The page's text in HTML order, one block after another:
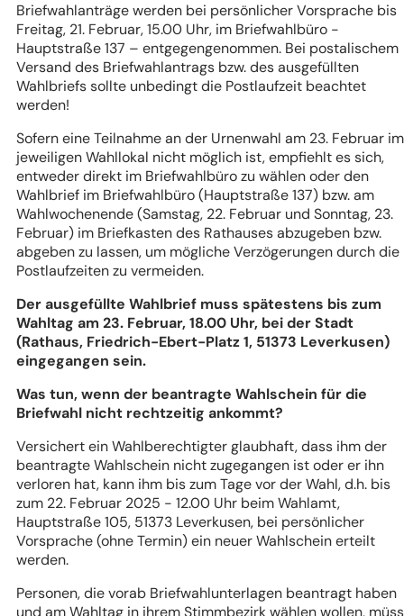
Briefwahlanträge werden bei persönlicher Vorsprache bis
Freitag, 21. Februar, 15.00 Uhr, im Briefwahlbüro -
Hauptstraße 137 – entgegengenommen. Bei postalischem
Versand des Briefwahlantrags bzw. des ausgefüllten
Wahlbriefs sollte unbedingt die Postlaufzeit beachtet
werden!
Sofern eine Teilnahme an der Urnenwahl am 23. Februar im
jeweiligen Wahllokal nicht möglich ist, empfiehlt es sich,
entweder direkt im Briefwahlbüro zu wählen oder den
Wahlbrief im Briefwahlbüro (Hauptstraße 137) bzw. am
Wahlwochenende (Samstag, 22. Februar und Sonntag, 23.
Februar) im Briefkasten des Rathauses abzugeben bzw.
abgeben zu lassen, um mögliche Verzögerungen durch die
Postlaufzeiten zu vermeiden.
Der ausgefüllte Wahlbrief muss spätestens bis zum
Wahltag am 23. Februar, 18.00 Uhr, bei der Stadt
(Rathaus, Friedrich-Ebert-Platz 1, 51373 Leverkusen)
eingegangen sein.
Was tun, wenn der beantragte Wahlschein für die
Briefwahl nicht rechtzeitig ankommt?
Versichert ein Wahlberechtigter glaubhaft, dass ihm der
beantragte Wahlschein nicht zugegangen ist oder er ihn
verloren hat, kann ihm bis zum Tage vor der Wahl, d.h. bis
zum 22. Februar 2025 - 12.00 Uhr beim Wahlamt,
Hauptstraße 105, 51373 Leverkusen, bei persönlicher
Vorsprache (ohne Termin) ein neuer Wahlschein erteilt
werden.
Personen, die vorab Briefwahlunterlagen beantragt haben